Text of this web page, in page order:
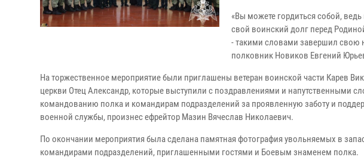
«Вы можете гордиться собой,
свой воинский долг перед
- такими словами завершил свою
полковник Новиков Евгений
На торжественное мероприятие были приглашены ветеран воинской части Карев
церкви Отец Александр, которые выступили с поздравлениями и напутственными
командованию полка и командирам подразделений за проявленную заботу и
военной службы, произнес ефрейтор Мазин Вячеслав Николаевич.
По окончании мероприятия была сделана памятная фотография увольняемых в
командирами подразделений, приглашенными гостями и Боевым знаменем полка.